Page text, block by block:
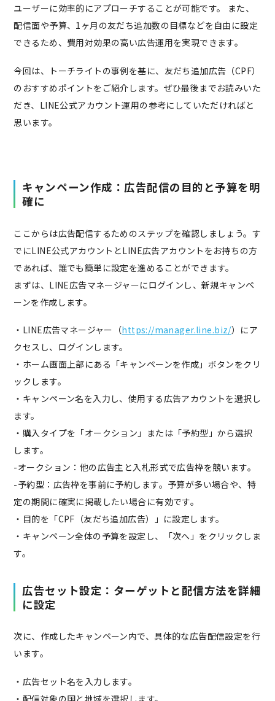
ユーザーに効率的にアプローチすることが可能です。 また、
配信面や予算、1ヶ月の友だち追加数の目標などを自由に設定
できるため、費用対効果の高い広告運用を実現できます。
今回は、トーチライトの事例を基に、友だち追加広告（CPF）
のおすすめポイントをご紹介します。ぜひ最後までお読みいた
だき、LINE公式アカウント運用の参考にしていただければと
思います。
キャンペーン作成：広告配信の目的と予算を明
確に
ここからは広告配信するためのステップを確認しましょう。す
でにLINE公式アカウントとLINE広告アカウントをお持ちの方
であれば、誰でも簡単に設定を進めることができます。
まずは、LINE広告マネージャーにログインし、新規キャンペ
ーンを作成します。
・LINE広告マネージャー（https://manager.line.biz/）にア
クセスし、ログインします。
・ホーム画面上部にある「キャンペーンを作成」ボタンをクリ
ックします。
・キャンペーン名を入力し、使用する広告アカウントを選択し
ます。
・購入タイプを「オークション」または「予約型」から選択
します。
-オークション：他の広告主と入札形式で広告枠を競います。
-予約型：広告枠を事前に予約します。予算が多い場合や、特
定の期間に確実に掲載したい場合に有効です。
・目的を「CPF（友だち追加広告）」に設定します。
・キャンペーン全体の予算を設定し、「次へ」をクリックしま
す。
広告セット設定：ターゲットと配信方法を詳細
に設定
次に、作成したキャンペーン内で、具体的な広告配信設定を行
います。
・広告セット名を入力します。
・配信対象の国と地域を選択します。